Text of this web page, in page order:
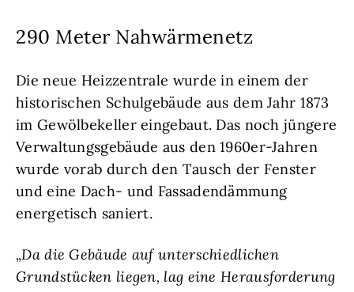
290 Meter Nahwärmenetz
Die neue Heizzentrale wurde in einem der
historischen Schulgebäude aus dem Jahr 1873
im Gewölbekeller eingebaut. Das noch jüngere
Verwaltungsgebäude aus den 1960er-Jahren
wurde vorab durch den Tausch der Fenster
und eine Dach- und Fassadendämmung
energetisch saniert.
„Da die Gebäude auf unterschiedlichen
Grundstücken liegen, lag eine Herausforderung